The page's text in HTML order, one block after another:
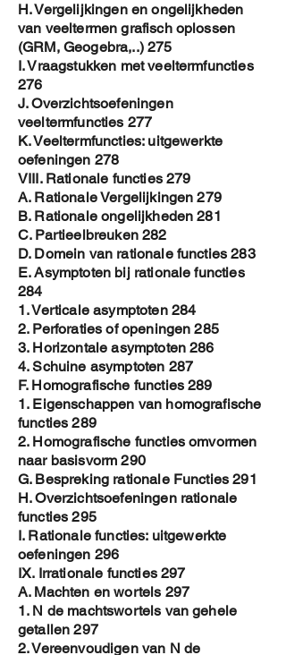
H. Vergelijkingen en ongelijkheden
van veeltermen grafisch oplossen
(GRM, Geogebra,..) 275
I. Vraagstukken met veeltermfuncties
276
J. Overzichtsoefeningen
veeltermfuncties 277
K. Veeltermfuncties: uitgewerkte
oefeningen 278
VIII. Rationale functies 279
A. Rationale Vergelijkingen 279
B. Rationale ongelijkheden 281
C. Partieelbreuken 282
D. Domein van rationale functies 283
E. Asymptoten bij rationale functies
284
1. Verticale asymptoten 284
2. Perforaties of openingen 285
3. Horizontale asymptoten 286
4. Schuine asymptoten 287
F. Homografische functies 289
1. Eigenschappen van homografische
functies 289
2. Homografische functies omvormen
naar basisvorm 290
G. Bespreking rationale Functies 291
H. Overzichtsoefeningen rationale
functies 295
I. Rationale functies: uitgewerkte
oefeningen 296
IX. Irrationale functies 297
A. Machten en wortels 297
1. N de machtswortels van gehele
getallen 297
2. Vereenvoudigen van N de